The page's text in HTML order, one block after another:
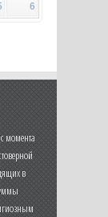
6
момента
в